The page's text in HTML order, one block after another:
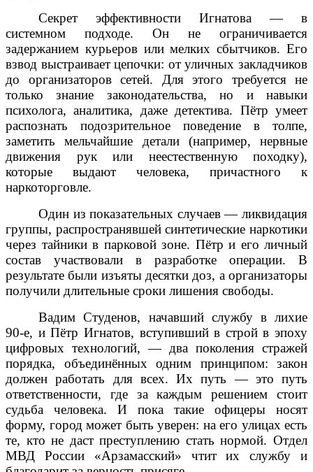
Секрет эффективности Игнатова — в
системном подходе. Он не ограничивается
задержанием курьеров или мелких сбытчиков. Его
взвод выстраивает цепочки: от уличных закладчиков
до организаторов сетей. Для этого требуется не
только знание законодательства, но и навыки
психолога, аналитика, даже детектива. Пётр умеет
распознать подозрительное поведение в толпе,
заметить мельчайшие детали (например, нервные
движения рук или неестественную походку),
которые выдают человека, причастного к
наркоторговле.
Один из показательных случаев — ликвидация
группы, распространявшей синтетические наркотики
через тайники в парковой зоне. Пётр и его личный
состав участвовали в разработке операции. В
результате были изъяты десятки доз, а организаторы
получили длительные сроки лишения свободы.
Вадим Студенов, начавший службу в лихие
90‑е, и Пётр Игнатов, вступивший в строй в эпоху
цифровых технологий, — два поколения стражей
порядка, объединённых одним принципом: закон
должен работать для всех. Их путь — это путь
ответственности, где за каждым решением стоит
судьба человека. И пока такие офицеры носят
форму, город может быть уверен: на его улицах есть
те, кто не даст преступлению стать нормой. Отдел
МВД России «Арзамасский» чтит их службу и